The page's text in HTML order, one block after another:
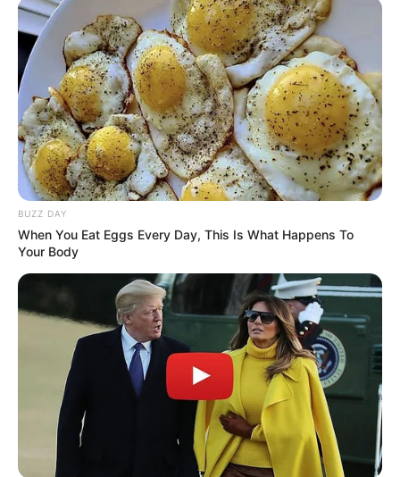
BUZZ DAY
When You Eat Eggs Every Day, This Is What Happens To
Your Body